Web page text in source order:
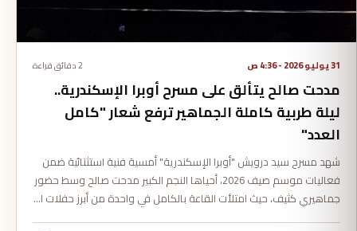
31 يوليو 2026 - 4:36 ص 2 دقائق قراءة
مدحت صالح يتألق على مسرح أوبرا الإسكندرية..
ليلة طربية كاملة الجماهير ترفع شعار "كامل
العدد"
شهد مسرح سيد درويش "أوبرا الإسكندرية" أمسية فنية استثنائية ضمن
فعاليات موسم صيف 2026، أحياها النجم الكبير مدحت صالح وسط حضور
جماهيري كثيف، حيث امتلأت القاعة بالكامل في واحدة من أبرز حفلات ا…